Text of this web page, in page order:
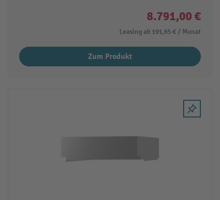
8.791,00 €
Leasing ab 191,65 € / Monat
Zum Produkt